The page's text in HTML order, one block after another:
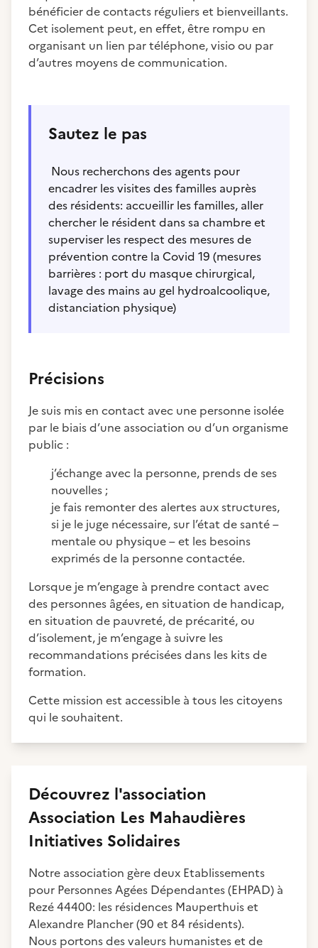
bénéficier de contacts réguliers et bienveillants.
Cet isolement peut, en effet, être rompu en
organisant un lien par téléphone, visio ou par
d’autres moyens de communication.
Sautez le pas
Nous recherchons des agents pour
encadrer les visites des familles auprès
des résidents: accueillir les familles, aller
chercher le résident dans sa chambre et
superviser les respect des mesures de
prévention contre la Covid 19 (mesures
barrières : port du masque chirurgical,
lavage des mains au gel hydroalcoolique,
distanciation physique)
Précisions
Je suis mis en contact avec une personne isolée
par le biais d’une association ou d’un organisme
public :
j’échange avec la personne, prends de ses
nouvelles ;
je fais remonter des alertes aux structures,
si je le juge nécessaire, sur l’état de santé –
mentale ou physique – et les besoins
exprimés de la personne contactée.
Lorsque je m’engage à prendre contact avec
des personnes âgées, en situation de handicap,
en situation de pauvreté, de précarité, ou
d’isolement, je m’engage à suivre les
recommandations précisées dans les kits de
formation.
Cette mission est accessible à tous les citoyens
qui le souhaitent.
Découvrez l'association
Association Les Mahaudières
Initiatives Solidaires
Notre association gère deux Etablissements
pour Personnes Agées Dépendantes (EHPAD) à
Rezé 44400: les résidences Mauperthuis et
Alexandre Plancher (90 et 84 résidents).
Nous portons des valeurs humanistes et de